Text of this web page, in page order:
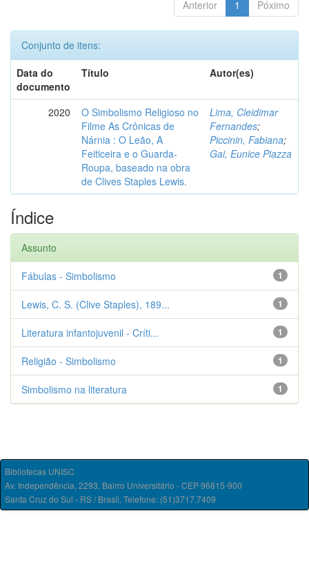
Anterior 1 Póximo
Conjunto de itens:
Data do
documento
Título Autor(es)
2020
O Simbolismo Religioso no
Filme As Crônicas de
Nárnia : O Leão, A
Feiticeira e o Guarda-
Roupa, baseado na obra
de Clives Staples Lewis.
Lima, Cleidimar
Fernandes;
Piccinin, Fabiana;
Gai, Eunice Piazza
Índice
Assunto
1
Fábulas - Simbolismo
1
Lewis, C. S. (Clive Staples), 189...
1
Literatura infantojuvenil - Críti...
1
Religião - Simbolismo
1
Simbolismo na literatura
Bibliotecas UNISC
Av. Independência, 2293, Bairro Universitário - CEP 96815-900
Santa Cruz do Sul - RS / Brasil. Telefone: (51)3717.7409